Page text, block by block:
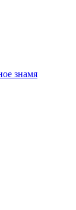
знамя